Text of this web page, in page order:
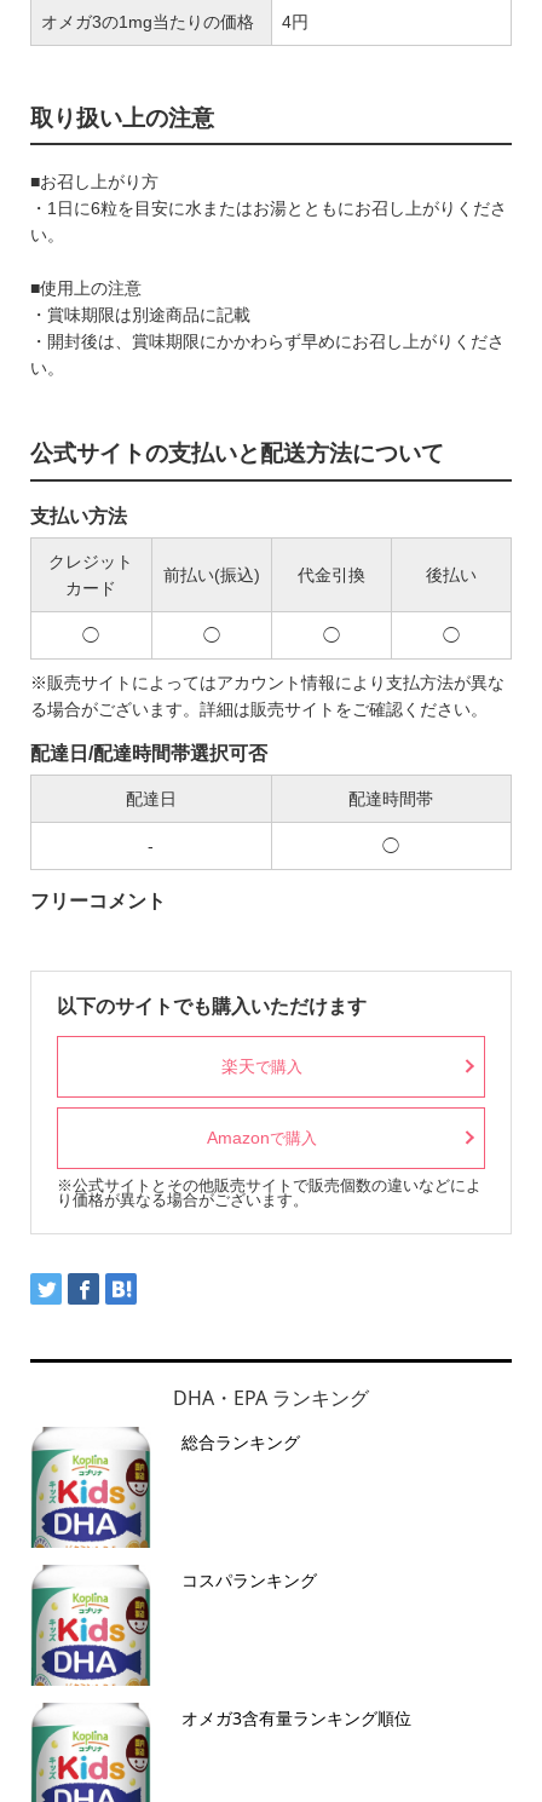
オメガ3の1mg当たりの価格 4円
取り扱い上の注意
■お召し上がり方
・1日に6粒を目安に水またはお湯とともにお召し上がりくださ
い。
■使用上の注意
・賞味期限は別途商品に記載
・開封後は、賞味期限にかかわらず早めにお召し上がりくださ
い。
公式サイトの支払いと配送方法について
支払い方法
クレジット
カード
前払い(振込) 代金引換 後払い
◯ ◯ ◯ ◯
※販売サイトによってはアカウント情報により支払方法が異な
る場合がございます。詳細は販売サイトをご確認ください。
配達日/配達時間帯選択可否
配達日 配達時間帯
- ◯
フリーコメント
以下のサイトでも購入いただけます
楽天で購入
Amazonで購入
※公式サイトとその他販売サイトで販売個数の違いなどによ
り価格が異なる場合がございます。
DHA・EPA ランキング
総合ランキング
コスパランキング
オメガ3含有量ランキング順位